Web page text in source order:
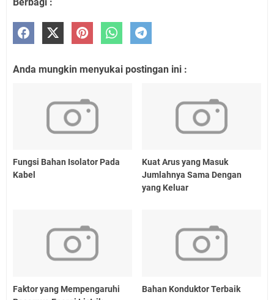
Anda mungkin menyukai postingan ini :
Fungsi Bahan Isolator Pada
Kabel
Kuat Arus yang Masuk
Jumlahnya Sama Dengan
yang Keluar
Faktor yang Mempengaruhi
Bahan Konduktor Terbaik